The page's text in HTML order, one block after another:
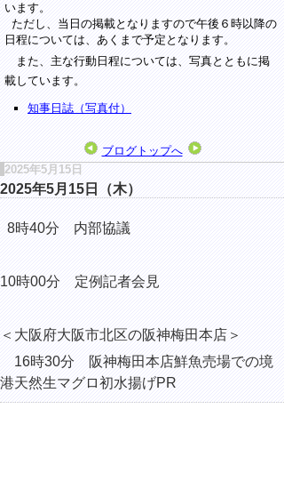
います。
ただし、当日の掲載となりますので午後６時以降の
日程については、あくまで予定となります。
また、主な行動日程については、写真とともに掲
載しています。
知事日誌（写真付）
ブログトップへ
2025年5月15日
2025年5月15日（木）
8時40分 内部協議
10時00分 定例記者会見
＜ 大阪府大阪市北区の阪神梅田本店 ＞
16時30分
阪神梅田本店鮮魚売場での境
港天然生マグロ初水揚げPR